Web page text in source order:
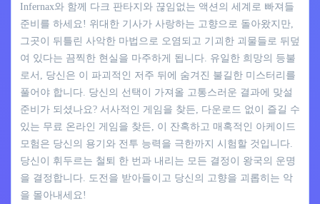
Infernax와 함께 다크 판타지와 끊임없는 액션의 세계로 빠져들
준비를 하세요! 위대한 기사가 사랑하는 고향으로 돌아왔지만,
그곳이 뒤틀린 사악한 마법으로 오염되고 기괴한 괴물들로 뒤덮
여 있다는 끔찍한 현실을 마주하게 됩니다. 유일한 희망의 등불
로서, 당신은 이 파괴적인 저주 뒤에 숨겨진 불길한 미스터리를
풀어야 합니다. 당신의 선택이 가져올 고통스러운 결과에 맞설
준비가 되셨나요? 서사적인 게임을 찾든, 다운로드 없이 즐길 수
있는 무료 온라인 게임을 찾든, 이 잔혹하고 매혹적인 아케이드
모험은 당신의 용기와 전투 능력을 극한까지 시험할 것입니다.
당신이 휘두르는 철퇴 한 번과 내리는 모든 결정이 왕국의 운명
을 결정합니다. 도전을 받아들이고 당신의 고향을 괴롭히는 악
을 몰아내세요!